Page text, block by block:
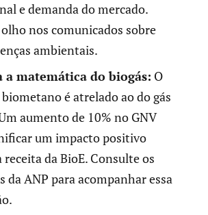
e demanda do mercado.
nos comunicados sobre
ambientais.
a matemática do biogás: O
é atrelado ao do gás
aumento de 10% no GNV
um impacto positivo
da BioE. Consulte os
da ANP para acompanhar essa